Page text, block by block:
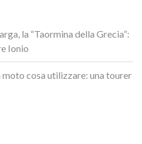
la “Taormina della Grecia”:
Ionio
moto cosa utilizzare: una tourer